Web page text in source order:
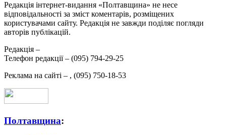
Редакція інтернет-видання «Полтавщина» не несе
відповідальності за зміст коментарів, розміщених
користувачами сайту. Редакція не завжди поділяє погляди
авторів публікацій.
Редакція –
Телефон редакції – (095) 794-29-25
Реклама на сайті – , (095) 750-18-53
Полтавщина: